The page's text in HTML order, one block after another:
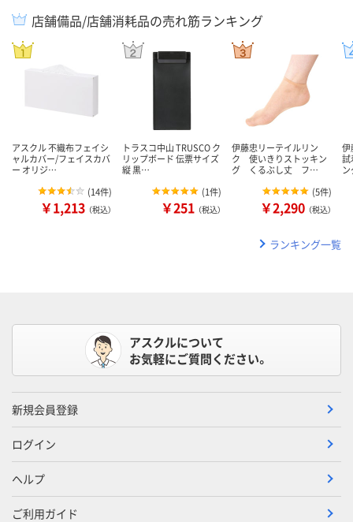
店舗備品/店舗消耗品の売れ筋ランキング
アスクル 不織布フェイシ
ャルカバー/フェイスカバ
ー オリジ…
(14件)
￥1,213 （税込）
トラスコ中山 TRUSCO ク
リップボード 伝票サイズ
縦 黒…
(1件)
￥251 （税込）
伊藤忠リーテイルリン
ク 使いきりストッキン
グ くるぶし丈 フ…
(5件)
￥2,290 （税込）
伊
試
ランキング一覧
アスクルについて
お気軽にご質問ください。
新規会員登録
ログイン
ヘルプ
ご利用ガイド